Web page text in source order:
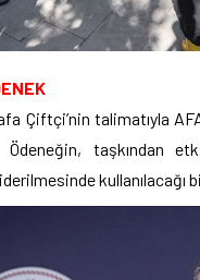
Çiftçi’nin talimatıyla
taşkından
kullanılacağı